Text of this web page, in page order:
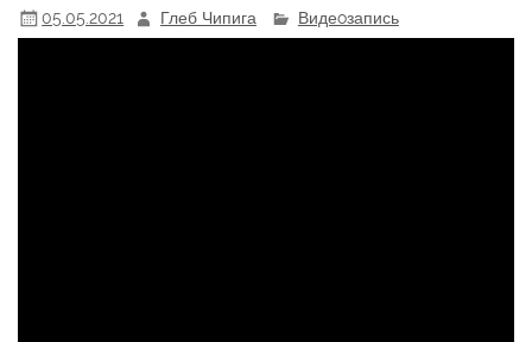
05.05.2021 Глеб Чипига Видеoзапись